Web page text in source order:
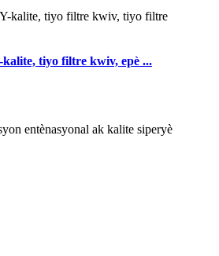
tiyo filtre kwiv, epè ...
entènasyonal ak kalite siperyè